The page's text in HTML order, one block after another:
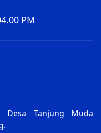
PM
Desa Tanjung Muda